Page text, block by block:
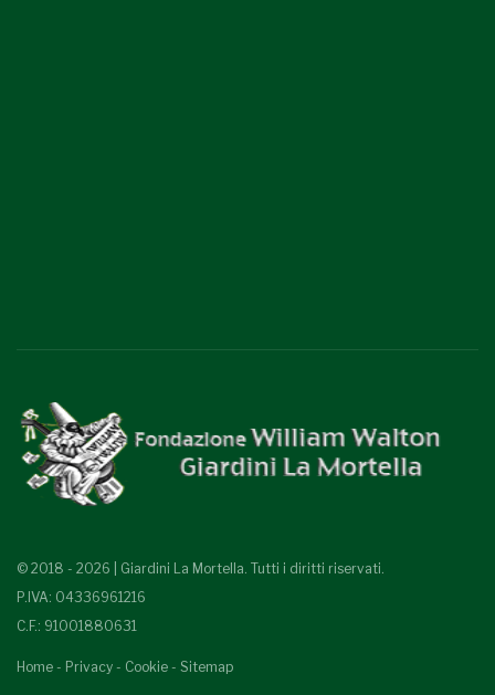
© 2018 - 2026 | Giardini La Mortella. Tutti i diritti riservati.
P.IVA: 04336961216
C.F.: 91001880631
Home - Privacy - Cookie - Sitemap